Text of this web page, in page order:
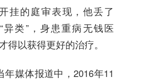
挂的庭审表现，他丢了
异类”，身患重病无钱医
得以获得更好的治疗。
年媒体报道中，2016年11